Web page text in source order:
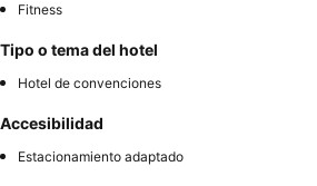
Fitness
Tipo o tema del hotel
Hotel de convenciones
Accesibilidad
Estacionamiento adaptado